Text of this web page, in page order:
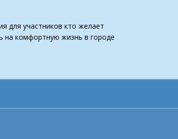
для участников кто желает
на комфортную жизнь в городе